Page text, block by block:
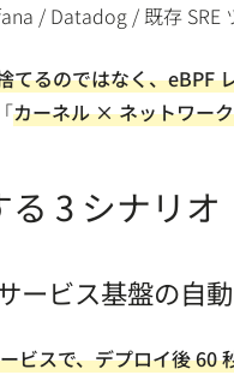
/ Datadog / 既存 SRE
てるのではなく、eBPF
カーネル × ネットワー
3 シナリオ
ービス基盤の自
ビスで、デプロイ後 60